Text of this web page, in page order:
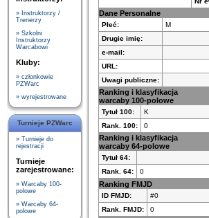
» Instruktorzy /
Trenerzy
» Szkolni
Instruktorzy
Warcabowi
Kluby:
» członkowie
PZWarc
» wyrejestrowane
Turnieje PZWarc
» Turnieje do
rejestracji
Turnieje
zarejestrowane:
» Warcaby 100-
polowe
» Warcaby 64-
polowe
Dane Personalne
Płeć:
M
Drugie imię:
e-mail:
URL:
Uwagi publiczne:
Ranking i klasyfikacja
warcaby 100-polowe
Tytuł 100:
K
Rank. 100:
0
Ranking i klasyfikacja
warcaby 64-polowe
Tytuł 64:
Rank. 64:
0
Ranking FMJD
ID FMJD:
#0
Rank. FMJD:
0